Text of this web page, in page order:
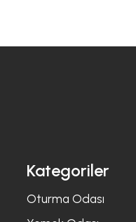
Kategoriler
Oturma Odası